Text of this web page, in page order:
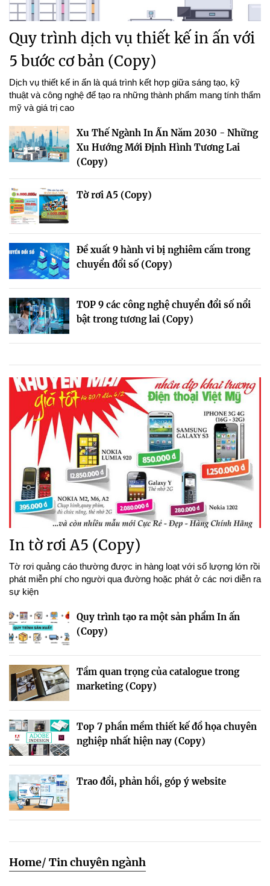
Quy trình dịch vụ thiết kế in ấn với
5 bước cơ bản (Copy)
Dịch vụ thiết kế in ấn là quá trình kết hợp giữa sáng tạo, kỹ
thuật và công nghệ để tạo ra những thành phẩm mang tính thẩm
mỹ và giá trị cao
Xu Thế Ngành In Ấn Năm 2030 - Những
Xu Hướng Mới Định Hình Tương Lai
(Copy)
Tờ rơi A5 (Copy)
Đề xuất 9 hành vi bị nghiêm cấm trong
chuyển đổi số (Copy)
TOP 9 các công nghệ chuyển đổi số nổi
bật trong tương lai (Copy)
In tờ rơi A5 (Copy)
Tờ rơi quảng cáo thường được in hàng loạt với số lượng lớn rồi
phát miễn phí cho người qua đường hoặc phát ở các nơi diễn ra
sự kiện
Quy trình tạo ra một sản phẩm In ấn
(Copy)
Tầm quan trọng của catalogue trong
marketing (Copy)
Top 7 phần mềm thiết kế đồ họa chuyên
nghiệp nhất hiện nay (Copy)
Trao đổi, phản hồi, góp ý website
Home/ Tin chuyên ngành